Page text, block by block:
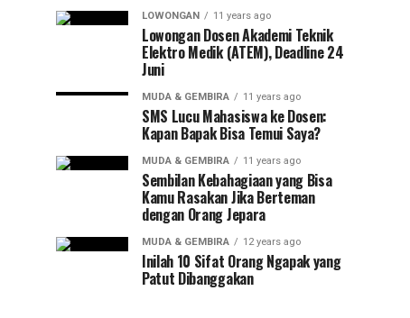
LOWONGAN 11 years ago
Lowongan Dosen Akademi Teknik
Elektro Medik (ATEM), Deadline 24
Juni
MUDA & GEMBIRA 11 years ago
SMS Lucu Mahasiswa ke Dosen:
Kapan Bapak Bisa Temui Saya?
MUDA & GEMBIRA 11 years ago
Sembilan Kebahagiaan yang Bisa
Kamu Rasakan Jika Berteman
dengan Orang Jepara
MUDA & GEMBIRA 12 years ago
Inilah 10 Sifat Orang Ngapak yang
Patut Dibanggakan